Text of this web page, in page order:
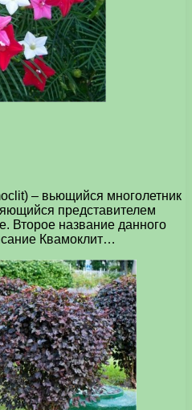
– вьющийся многолетник
представителем
Второе название данного
Квамоклит…